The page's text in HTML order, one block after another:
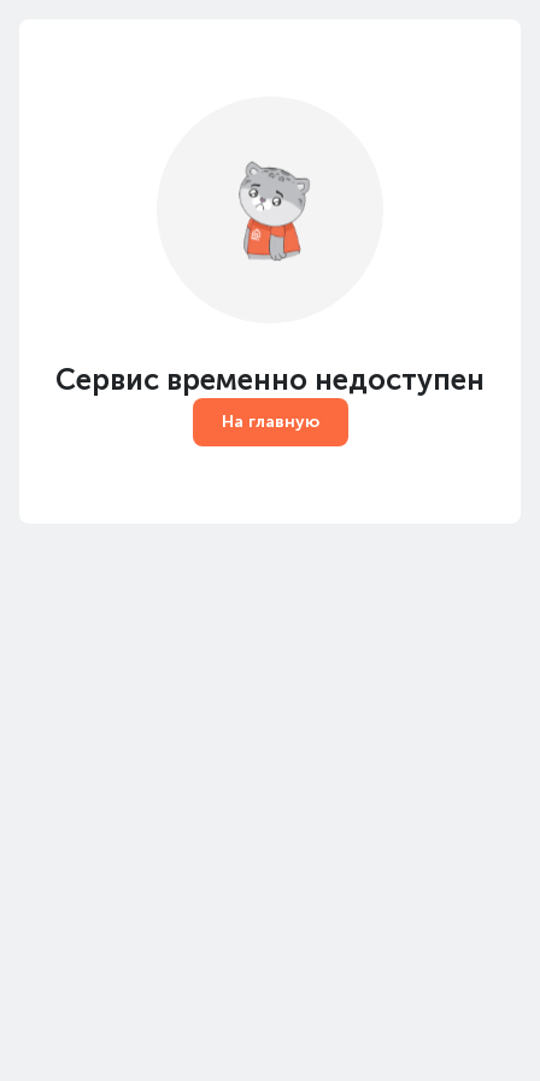
Сервис временно недоступен
На главную